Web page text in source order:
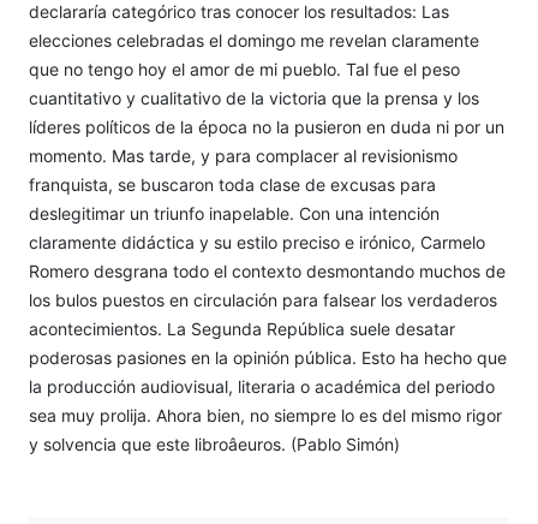
declararía categórico tras conocer los resultados: Las
elecciones celebradas el domingo me revelan claramente
que no tengo hoy el amor de mi pueblo. Tal fue el peso
cuantitativo y cualitativo de la victoria que la prensa y los
líderes políticos de la época no la pusieron en duda ni por un
momento. Mas tarde, y para complacer al revisionismo
franquista, se buscaron toda clase de excusas para
deslegitimar un triunfo inapelable. Con una intención
claramente didáctica y su estilo preciso e irónico, Carmelo
Romero desgrana todo el contexto desmontando muchos de
los bulos puestos en circulación para falsear los verdaderos
acontecimientos. La Segunda República suele desatar
poderosas pasiones en la opinión pública. Esto ha hecho que
la producción audiovisual, literaria o académica del periodo
sea muy prolija. Ahora bien, no siempre lo es del mismo rigor
y solvencia que este libroâeuros. (Pablo Simón)